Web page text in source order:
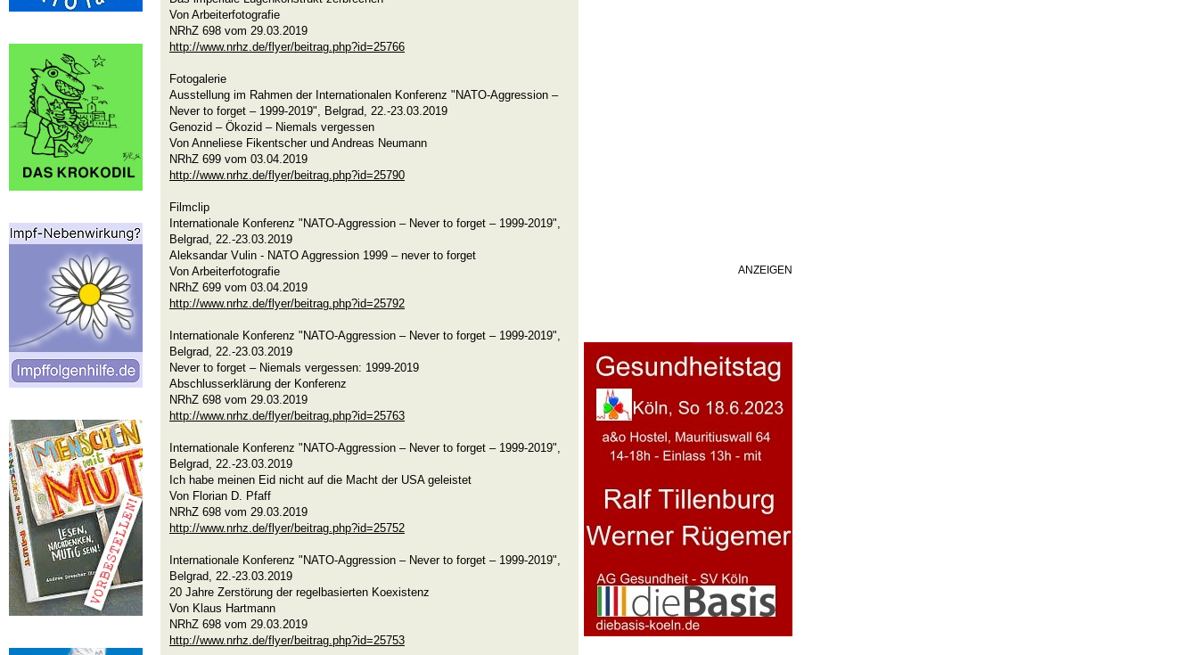
Von Arbeiterfotografie
NRhZ 698 vom 29.03.2019
http://www.nrhz.de/flyer/beitrag.php?id=25766
Fotogalerie
Ausstellung im Rahmen der Internationalen Konferenz "NATO-Aggression –
Never to forget – 1999-2019", Belgrad, 22.-23.03.2019
Genozid – Ökozid – Niemals vergessen
Von Anneliese Fikentscher und Andreas Neumann
NRhZ 699 vom 03.04.2019
http://www.nrhz.de/flyer/beitrag.php?id=25790
Filmclip
Internationale Konferenz "NATO-Aggression – Never to forget – 1999-2019",
Belgrad, 22.-23.03.2019
Aleksandar Vulin - NATO Aggression 1999 – never to forget
Von Arbeiterfotografie
NRhZ 699 vom 03.04.2019
http://www.nrhz.de/flyer/beitrag.php?id=25792
Internationale Konferenz "NATO-Aggression – Never to forget – 1999-2019",
Belgrad, 22.-23.03.2019
Never to forget – Niemals vergessen: 1999-2019
Abschlusserklärung der Konferenz
NRhZ 698 vom 29.03.2019
http://www.nrhz.de/flyer/beitrag.php?id=25763
Internationale Konferenz "NATO-Aggression – Never to forget – 1999-2019",
Belgrad, 22.-23.03.2019
Ich habe meinen Eid nicht auf die Macht der USA geleistet
Von Florian D. Pfaff
NRhZ 698 vom 29.03.2019
http://www.nrhz.de/flyer/beitrag.php?id=25752
Internationale Konferenz "NATO-Aggression – Never to forget – 1999-2019",
Belgrad, 22.-23.03.2019
20 Jahre Zerstörung der regelbasierten Koexistenz
Von Klaus Hartmann
NRhZ 698 vom 29.03.2019
http://www.nrhz.de/flyer/beitrag.php?id=25753
ANZEIGEN